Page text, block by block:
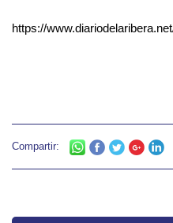
https://
Compartir: